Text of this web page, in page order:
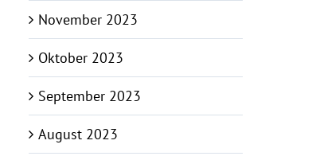
November 2023
Oktober 2023
September 2023
August 2023